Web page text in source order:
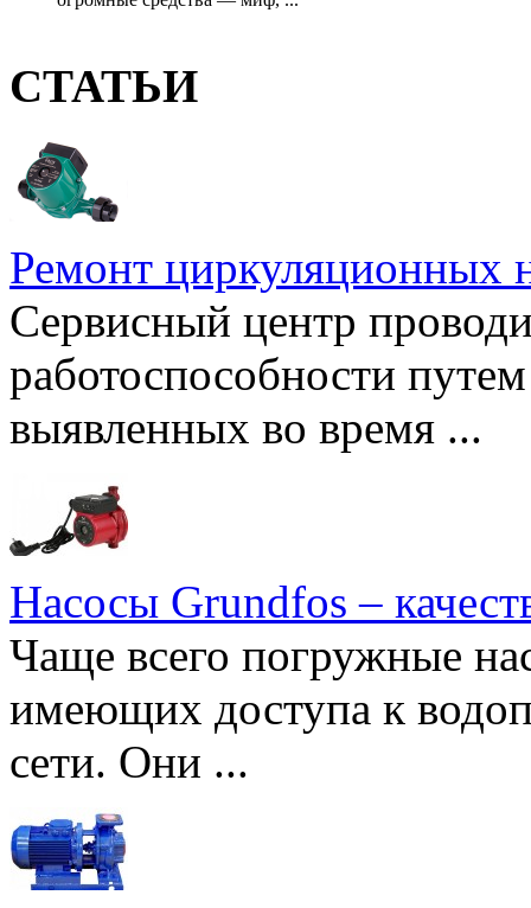
СТАТЬИ
Ремонт циркуляционных
Сервисный центр
работоспособности
выявленных во время ...
Насосы Grundfos –
Чаще всего погружные
имеющих доступа к
сети. Они ...